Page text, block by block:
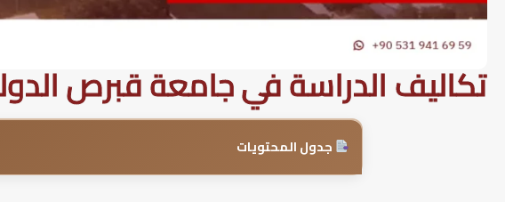
تكاليف الدراسة في جامعة قبرص
جدول المحتويات